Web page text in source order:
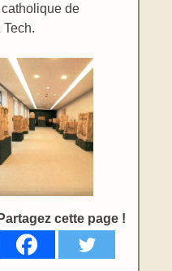
catholique de
Tech.
Partagez cette page !